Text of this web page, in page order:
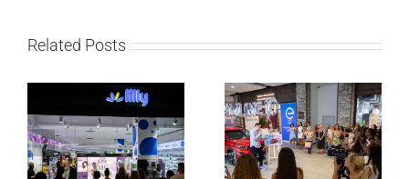
Related Posts
Lilly Drogerie i L’Oréal
Paris Elseve na
Festivalu nege kose
predstavili Collagen
Lilly Drogerie proslavile
10. online rođendan,
uručile automobil
Citroën C3 i najavile